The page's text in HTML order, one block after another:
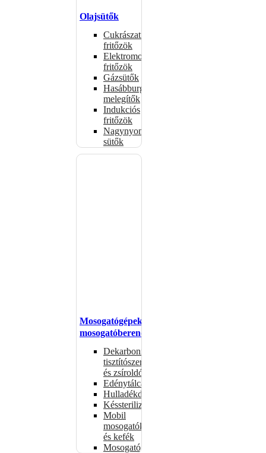
Olajsütők
Cukrászati
fritőzök
Elektromos
fritőzök
Gázsütők
Hasábburgonya
melegítők
Indukciós
fritőzök
Nagynyomású
sütők
Mosogatógépek,
mosogatóberendezések
Dekarbonizáló
tisztítószerek
és zsíroldók
Edénytálcák
Hulladékdarálók
Késsterilizátorok
Mobil
mosogatók
és kefék
Mosogatógépkosarak